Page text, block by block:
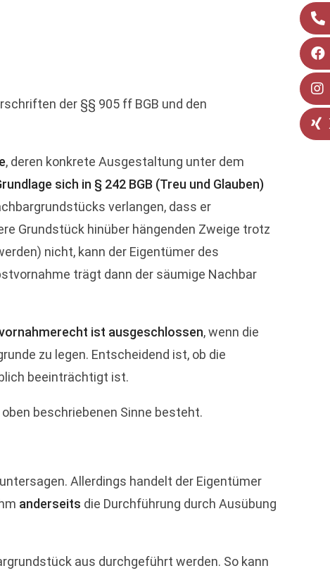
der §§ 905 ff BGB und den
, deren konkrete Ausgestaltung unter dem
sich in § 242 BGB (Treu und Glauben)
verlangen, dass er
Grundstück hinüber hängenden Zweige trotz
nicht, kann der Eigentümer des
trägt dann der säumige Nachbar
ist ausgeschlossen, wenn die
zu legen. Entscheidend ist, ob die
beeinträchtigt ist.
beschriebenen Sinne besteht.
Allerdings handelt der Eigentümer
anderseits die Durchführung durch Ausübung
aus durchgeführt werden. So kann